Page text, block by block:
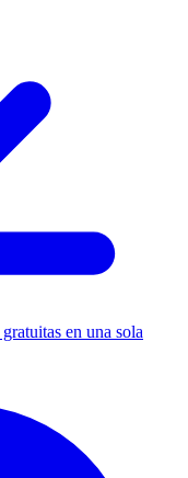
en una sola